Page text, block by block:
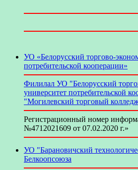
УО «Белорусский торгово-
потребительской кооперации»
Филилал УО "Белорусский
университет потребительской
"Могилевский торговый
Регистрационный номер
№4712021609 от 07.02.2020 г.»
УО "Барановичский
Белкоопсоюза